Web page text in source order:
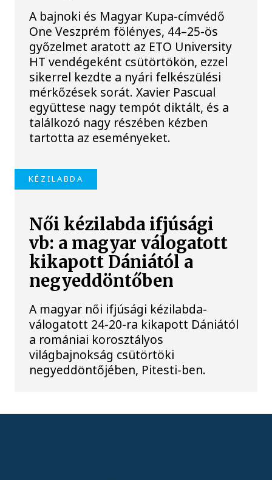
A bajnoki és Magyar Kupa-címvédő
One Veszprém fölényes, 44–25-ös
győzelmet aratott az ETO University
HT vendégeként csütörtökön, ezzel
sikerrel kezdte a nyári felkészülési
mérkőzések sorát. Xavier Pascual
együttese nagy tempót diktált, és a
találkozó nagy részében kézben
tartotta az eseményeket.
KÉZILABDA
Női kézilabda ifjúsági
vb: a magyar válogatott
kikapott Dániától a
negyeddöntőben
A magyar női ifjúsági kézilabda-
válogatott 24-20-ra kikapott Dániától
a romániai korosztályos
világbajnokság csütörtöki
negyeddöntőjében, Pitesti-ben.